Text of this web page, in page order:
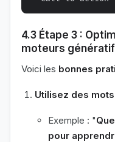
4.3 Étape 3 :
moteurs
Voici les bonnes
Utilisez des
Exemple : "
pour